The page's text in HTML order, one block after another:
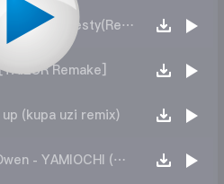
【韩风弹跳】see you hands up(Zesty(Remix)
Remake]
up (kupa uzi remix)
【韩风弹跳】Justin Owen - YAMIOCHI (Original Mix)